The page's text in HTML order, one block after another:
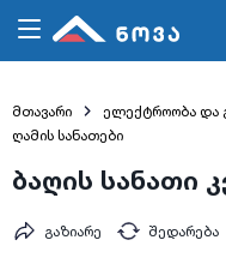
მთავარი ელექტროობა და
ღამის სანათები
ბაღის სანათი
შედარება
გაზიარე